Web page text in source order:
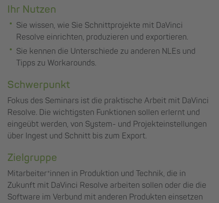
Ihr Nutzen
Sie wissen, wie Sie Schnittprojekte mit DaVinci
Resolve einrichten, produzieren und exportieren.
Sie kennen die Unterschiede zu anderen NLEs und
Tipps zu Workarounds.
Schwerpunkt
Fokus des Seminars ist die praktische Arbeit mit DaVinci
Resolve. Die wichtigsten Funktionen sollen erlernt und
eingeübt werden, von System- und Projekteinstellungen
über Ingest und Schnitt bis zum Export.
Zielgruppe
Mitarbeiter*innen in Produktion und Technik, die in
Zukunft mit DaVinci Resolve arbeiten sollen oder die die
Software im Verbund mit anderen Produkten einsetzen